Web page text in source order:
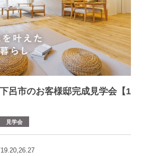
呂市のお客様邸完成見学会【1
見学会